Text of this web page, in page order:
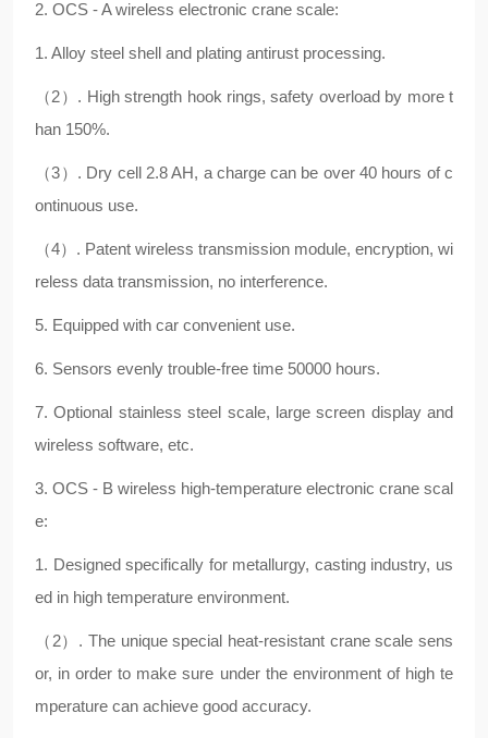
2. OCS - A wireless electronic crane scale:
1. Alloy steel shell and plating antirust processing.
（2）. High strength hook rings, safety overload by more t
han 150%.
（3）. Dry cell 2.8 AH, a charge can be over 40 hours of c
ontinuous use.
（4）. Patent wireless transmission module, encryption, wi
reless data transmission, no interference.
5. Equipped with car convenient use.
6. Sensors evenly trouble-free time 50000 hours.
7. Optional stainless steel scale, large screen display and
wireless software, etc.
3. OCS - B wireless high-temperature electronic crane scal
e:
1. Designed specifically for metallurgy, casting industry, us
ed in high temperature environment.
（2）. The unique special heat-resistant crane scale sens
or, in order to make sure under the environment of high te
mperature can achieve good accuracy.